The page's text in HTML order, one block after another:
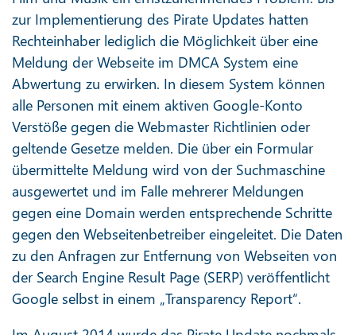
zur Implementierung des Pirate Updates hatten
Rechteinhaber lediglich die Möglichkeit über eine
Meldung der Webseite im DMCA System eine
Abwertung zu erwirken. In diesem System können
alle Personen mit einem aktiven Google-Konto
Verstöße gegen die Webmaster Richtlinien oder
geltende Gesetze melden. Die über ein Formular
übermittelte Meldung wird von der Suchmaschine
ausgewertet und im Falle mehrerer Meldungen
gegen eine Domain werden entsprechende Schritte
gegen den Webseitenbetreiber eingeleitet. Die Daten
zu den Anfragen zur Entfernung von Webseiten von
der Search Engine Result Page (SERP) veröffentlicht
Google selbst in einem „Transparency Report“.